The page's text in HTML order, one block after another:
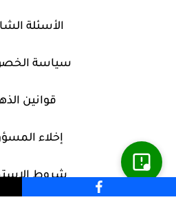
الأسئلة
سياسة
قوانين
إخلاء
شروط